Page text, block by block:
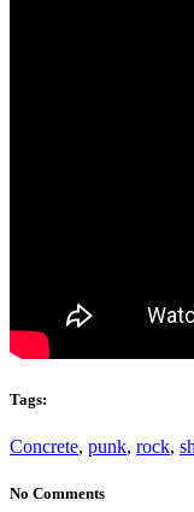
Tags:
Concrete, punk, rock,
No Comments